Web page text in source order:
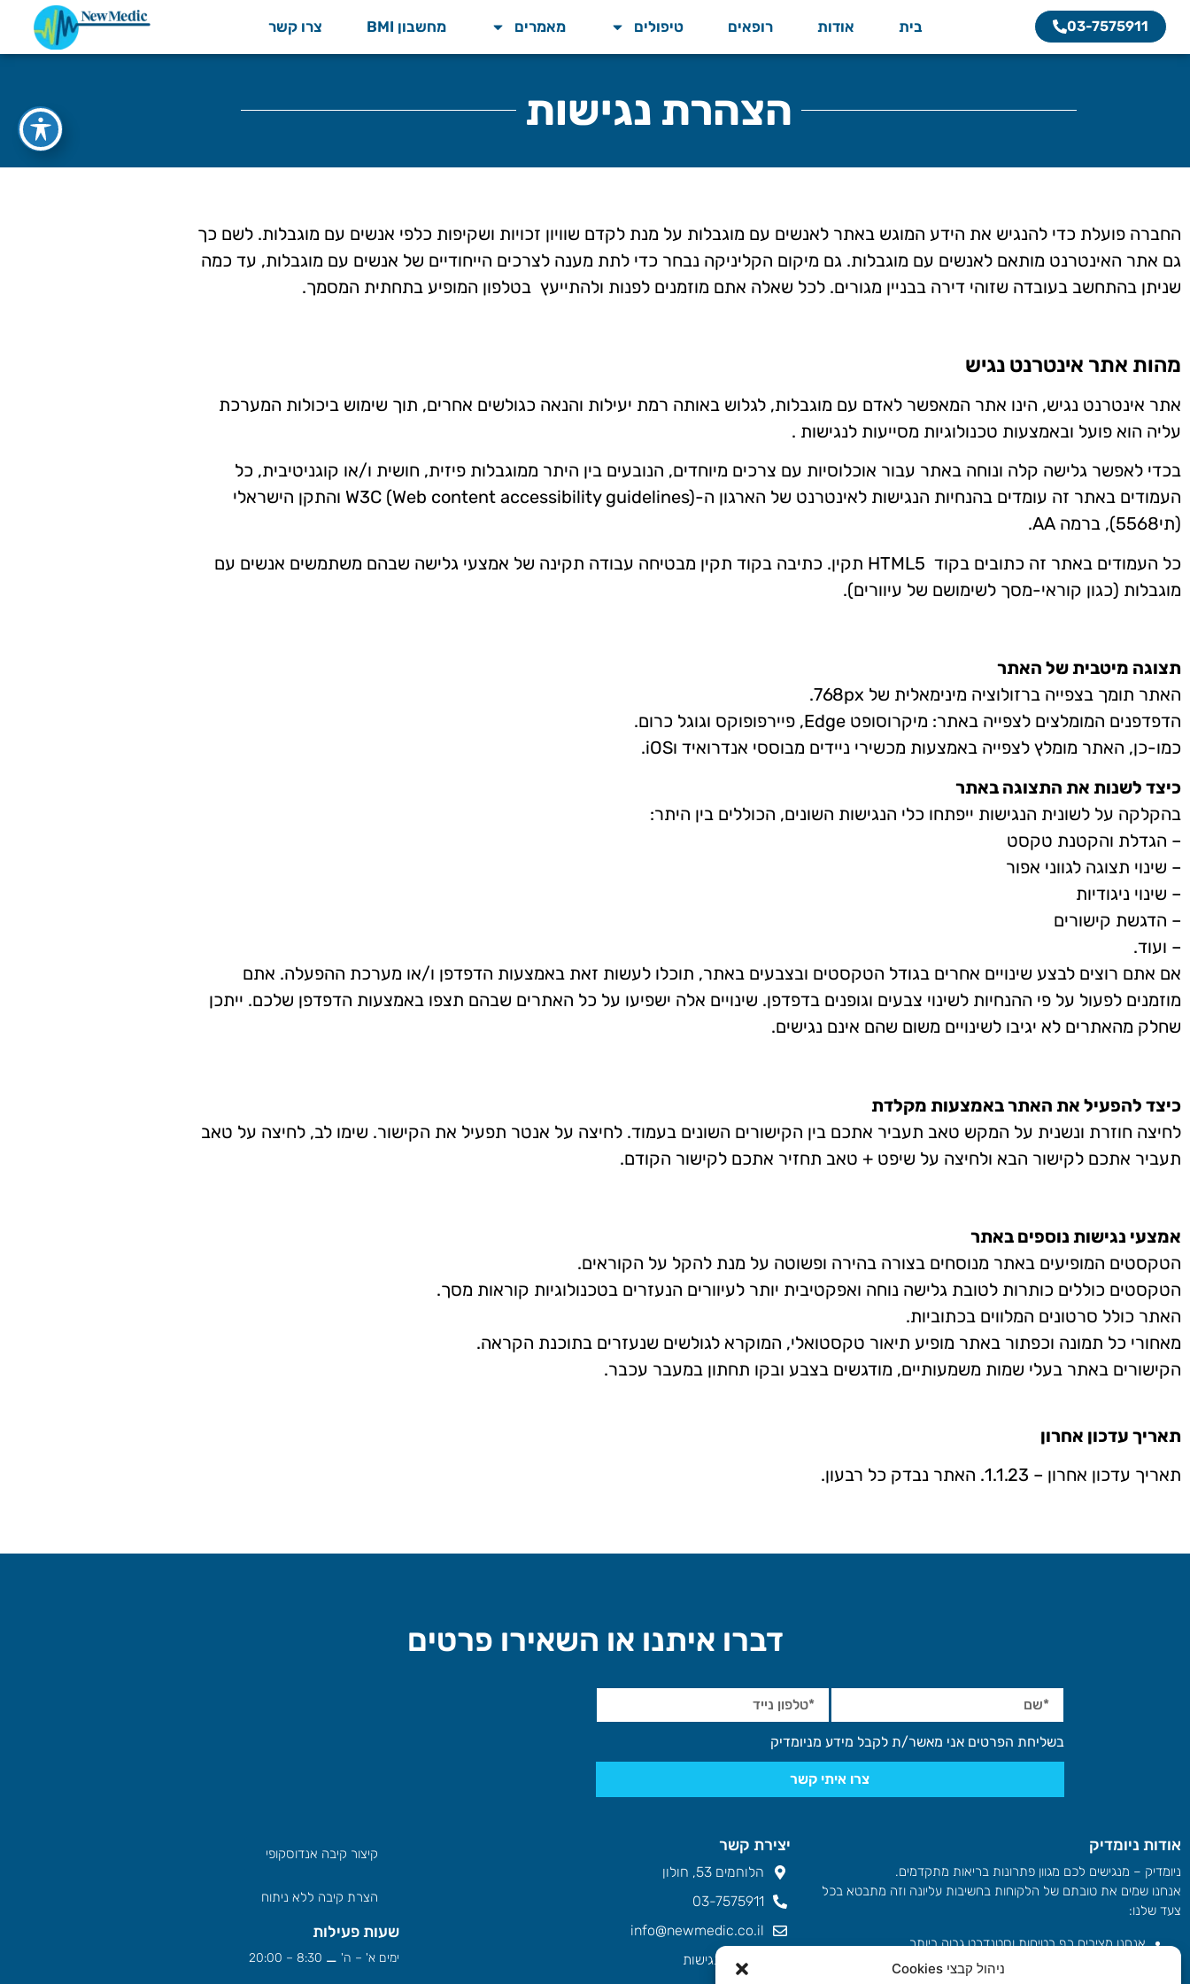
ניהול קבצי Cookies
03-7575911 בית אודות רופאים טיפולים מאמרים מחשבון BMI צרו קשר
הצהרת נגישות
החברה פועלת כדי להנגיש את הידע המוגש באתר לאנשים עם מוגבלות על מנת לקדם שוויון זכויות ושקיפות כלפי אנשים עם מוגבלות. לשם כך
גם אתר האינטרנט מותאם לאנשים עם מוגבלות. גם מיקום הקליניקה נבחר כדי לתת מענה לצרכים הייחודיים של אנשים עם מוגבלות, עד כמה
שניתן בהתחשב בעובדה שזוהי דירה בבניין מגורים. לכל שאלה אתם מוזמנים לפנות ולהתייעץ בטלפון המופיע בתחתית המסמך.
מהות אתר אינטרנט נגיש
אתר אינטרנט נגיש, הינו אתר המאפשר לאדם עם מוגבלות, לגלוש באותה רמת יעילות והנאה כגולשים אחרים, תוך שימוש ביכולות המערכת
עליה הוא פועל ובאמצעות טכנולוגיות מסייעות לנגישות .
בכדי לאפשר גלישה קלה ונוחה באתר עבור אוכלוסיות עם צרכים מיוחדים, הנובעים בין היתר ממוגבלות פיזית, חושית ו/או קוגניטיבית, כל
העמודים באתר זה עומדים בהנחיות הנגישות לאינטרנט של הארגון ה-W3C (Web content accessibility guidelines) והתקן הישראלי
(תי5568), ברמה AA.
כל העמודים באתר זה כתובים בקוד HTML5 תקין. כתיבה בקוד תקין מבטיחה עבודה תקינה של אמצעי גלישה שבהם משתמשים אנשים עם
מוגבלות (כגון קוראי-מסך לשימושם של עיוורים).
תצוגה מיטבית של האתר
האתר תומך בצפייה ברזולוציה מינימאלית של 768px.
הדפדפנים המומלצים לצפייה באתר: מיקרוסופט Edge, פיירפופוקס וגוגל כרום.
כמו-כן, האתר מומלץ לצפייה באמצעות מכשירי ניידים מבוססי אנדרואיד וiOS.
כיצד לשנות את התצוגה באתר
בהקלקה על לשונית הנגישות ייפתחו כלי הנגישות השונים, הכוללים בין היתר:
– הגדלת והקטנת טקסט
– שינוי תצוגה לגווני אפור
– שינוי ניגודיות
– הדגשת קישורים
– ועוד.
אם אתם רוצים לבצע שינויים אחרים בגודל הטקסטים ובצבעים באתר, תוכלו לעשות זאת באמצעות הדפדפן ו/או מערכת ההפעלה. אתם
מוזמנים לפעול על פי ההנחיות לשינוי צבעים וגופנים בדפדפן. שינויים אלה ישפיעו על כל האתרים שבהם תצפו באמצעות הדפדפן שלכם. ייתכן
שחלק מהאתרים לא יגיבו לשינויים משום שהם אינם נגישים.
כיצד להפעיל את האתר באמצעות מקלדת
לחיצה חוזרת ונשנית על המקש טאב תעביר אתכם בין הקישורים השונים בעמוד. לחיצה על אנטר תפעיל את הקישור. שימו לב, לחיצה על טאב
תעביר אתכם לקישור הבא ולחיצה על שיפט + טאב תחזיר אתכם לקישור הקודם.
אמצעי נגישות נוספים באתר
הטקסטים המופיעים באתר מנוסחים בצורה בהירה ופשוטה על מנת להקל על הקוראים.
הטקסטים כוללים כותרות לטובת גלישה נוחה ואפקטיבית יותר לעיוורים הנעזרים בטכנולוגיות קוראות מסך.
האתר כולל סרטונים המלווים בכתוביות.
מאחורי כל תמונה וכפתור באתר מופיע תיאור טקסטואלי, המוקרא לגולשים שנעזרים בתוכנת הקראה.
הקישורים באתר בעלי שמות משמעותיים, מודגשים בצבע ובקו תחתון במעבר עכבר.
תאריך עדכון אחרון
תאריך עדכון אחרון – 1.1.23. האתר נבדק כל רבעון.
דברו איתנו או השאירו פרטים
בשליחת הפרטים אני מאשר/ת לקבל מידע מניומדיק
צרו איתי קשר
אודות ניומדיק
ניומדיק – מנגישים לכם מגוון פתרונות בריאות מתקדמים.
אנחנו שמים את טובתם של הלקוחות בחשיבות עליונה וזה מתבטא בכל
צעד שלנו:
אנחנו מציבים רף בטיחות וסטנדרט גבוה ביותר
יצירת קשר
הלוחמים 53, חולון
03-7575911
info@newmedic.co.il
הצהרת נגישות
קיצור קיבה אנדוסקופי
הצרת קיבה ללא ניתוח
שעות פעילות
ימים א' – ה' ⚊ 8:30 – 20:00